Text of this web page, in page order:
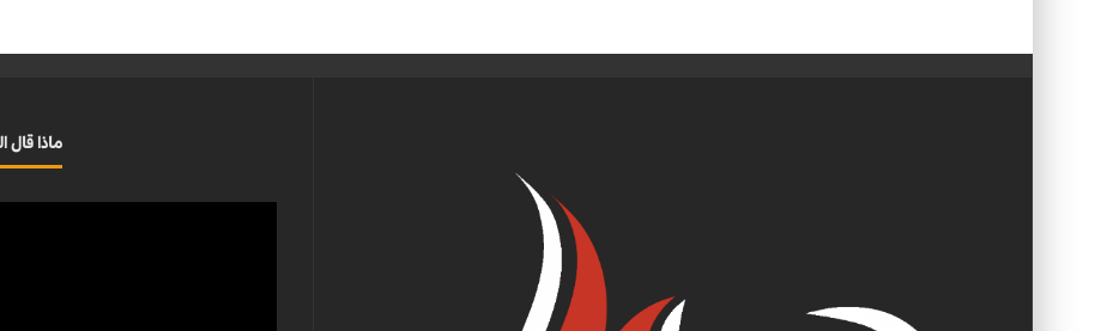
ماذا قال